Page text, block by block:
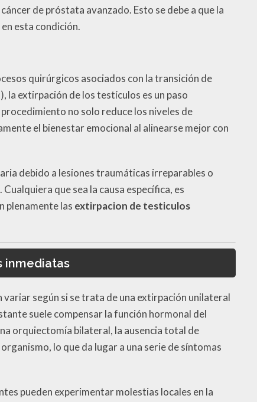
de próstata avanzado. Esto se debe a que la
esta condición.
quirúrgicos asociados con la transición de
la extirpación de los testículos es un paso
no solo reduce los niveles de
el bienestar emocional al alinearse mejor con
debido a lesiones traumáticas irreparables o
que sea la causa específica, es
plenamente las extirpacion de testiculos
inmediatas
según si se trata de una extirpación unilateral
suele compensar la función hormonal del
orquiectomía bilateral, la ausencia total de
lo que da lugar a una serie de síntomas
pueden experimentar molestias locales en la